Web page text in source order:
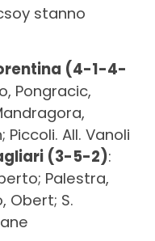
stanno
(4-1-4-
Pongracic,
All. Vanoli
(3-5-2):
Palestra,
Obert; S.